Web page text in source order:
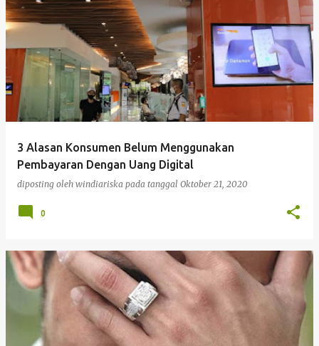
3 Alasan Konsumen Belum Menggunakan
Pembayaran Dengan Uang Digital
diposting oleh windiariska pada tanggal Oktober 21, 2020
0